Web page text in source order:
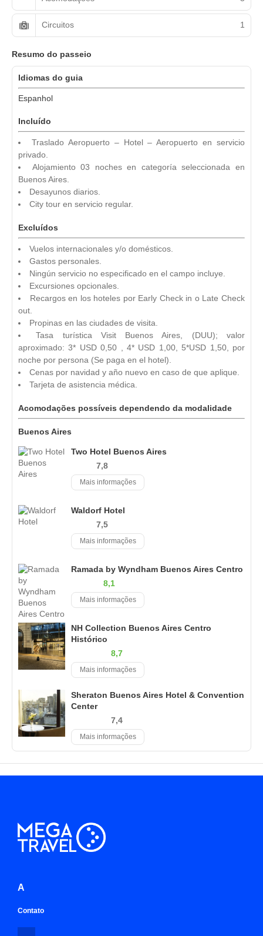
Circuitos 1
Resumo do passeio
Idiomas do guia
Espanhol
Incluído
Traslado Aeropuerto – Hotel – Aeropuerto en servicio
privado.
Alojamiento 03 noches en categoría seleccionada en
Buenos Aires.
Desayunos diarios.
City tour en servicio regular.
Excluídos
Vuelos internacionales y/o domésticos.
Gastos personales.
Ningún servicio no especificado en el campo incluye.
Excursiones opcionales.
Recargos en los hoteles por Early Check in o Late Check
out.
Propinas en las ciudades de visita.
Tasa turística Visit Buenos Aires, (DUU); valor
aproximado: 3* USD 0,50 , 4* USD 1,00, 5*USD 1,50, por
noche por persona (Se paga en el hotel).
Cenas por navidad y año nuevo en caso de que aplique.
Tarjeta de asistencia médica.
Acomodações possíveis dependendo da modalidade
Buenos Aires
Two Hotel Buenos Aires
7,8
Mais informações
Waldorf Hotel
7,5
Mais informações
Ramada by Wyndham Buenos Aires Centro
8,1
Mais informações
NH Collection Buenos Aires Centro
Histórico
8,7
Mais informações
Sheraton Buenos Aires Hotel & Convention
Center
7,4
Mais informações
A
Contato